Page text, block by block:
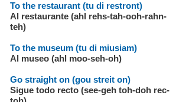
To the restaurant (tu di restront)
Al restaurante (ahl rehs-tah-ooh-rahn-
teh)
To the museum (tu di miusiam)
Al museo (ahl moo-seh-oh)
Go straight on (gou streit on)
Sigue todo recto (see-geh toh-doh rec-